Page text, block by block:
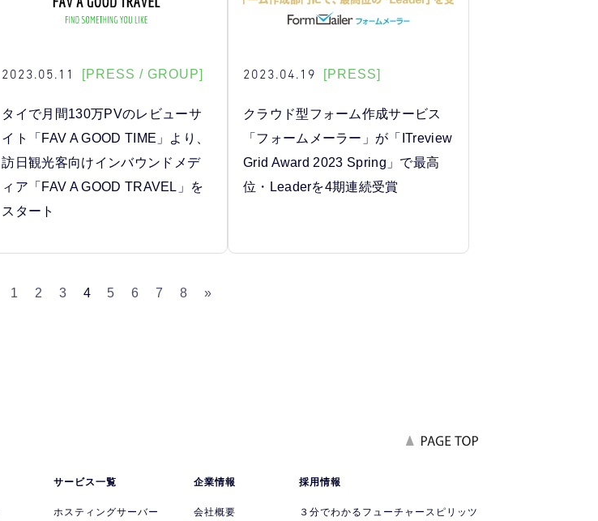
2023.05.11 [PRESS / GROUP]
タイで月間130万PVのレビューサ
イト「FAV A GOOD TIME」より、
訪日観光客向けインバウンドメデ
ィア「FAV A GOOD TRAVEL」を
スタート
2023.04.19 [PRESS]
クラウド型フォーム作成サービス
「フォームメーラー」が「ITreview
Grid Award 2023 Spring」で最高
位・Leaderを4期連続受賞
1 2 3 4 5 6 7 8 »
サービス一覧
ホスティングサーバー
企業情報
会社概要
採用情報
３分でわかるフューチャースピリッツ